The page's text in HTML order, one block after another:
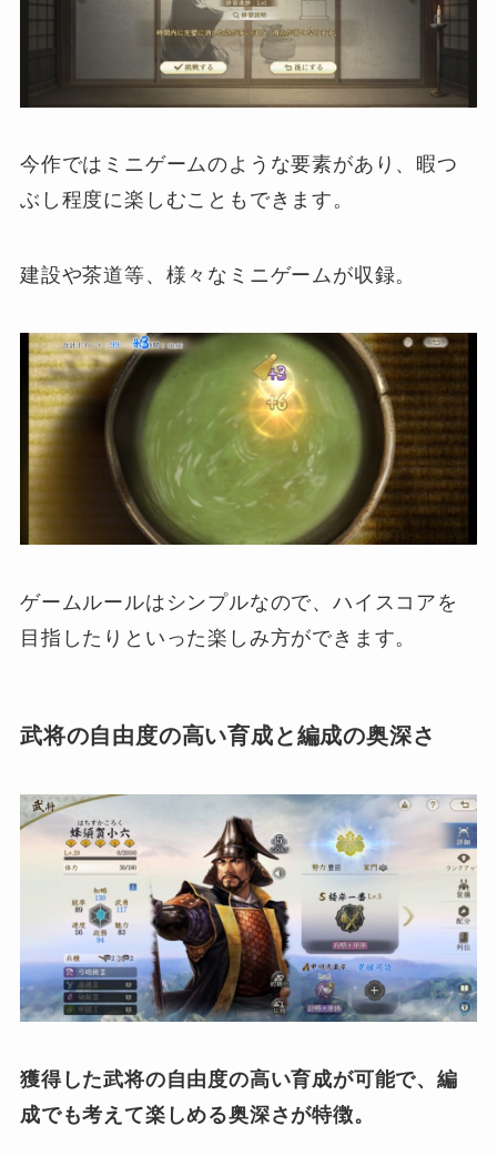
今作ではミニゲームのような要素があり、暇つ
ぶし程度に楽しむこともできます。
建設や茶道等、様々なミニゲームが収録。
ゲームルールはシンプルなので、ハイスコアを
目指したりといった楽しみ方ができます。
武将の自由度の高い育成と編成の奥深さ
獲得した武将の自由度の高い育成が可能で、編
成でも考えて楽しめる奥深さが特徴。